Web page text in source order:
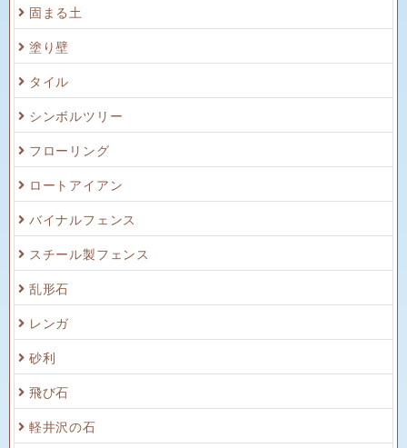
固まる土
塗り壁
タイル
シンボルツリー
フローリング
ロートアイアン
バイナルフェンス
スチール製フェンス
乱形石
レンガ
砂利
飛び石
軽井沢の石